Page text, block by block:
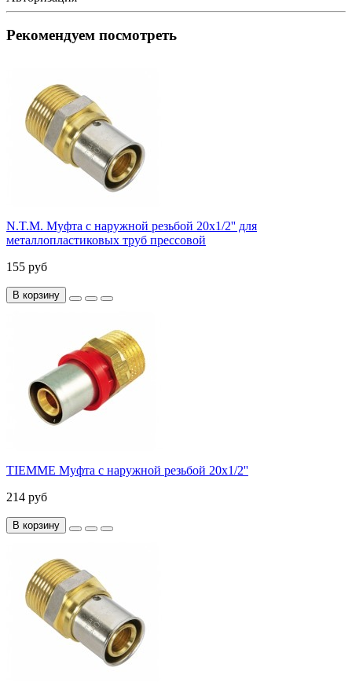
Рекомендуем посмотреть
N.T.M. Муфта с наружной резьбой 20х1/2'' для
металлопластиковых труб прессовой
155 руб
В корзину
TIEMME Муфта с наружной резьбой 20x1/2''
214 руб
В корзину